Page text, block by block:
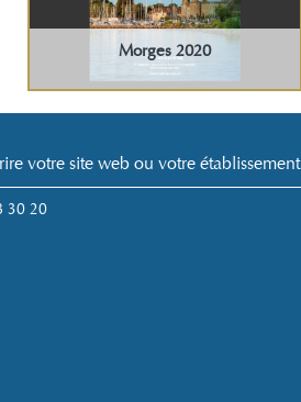
Morges 2020
votre site web ou votre établissement
30 20